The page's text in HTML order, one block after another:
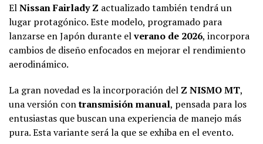
ElNissan Fairlady Z actualizado también tendrá un
lugar protagónico. Este modelo, programado para
lanzarse en Japón durante elverano de 2026, incorpora
cambios de diseño enfocados en mejorar el rendimiento
aerodinámico.
La gran novedad es la incorporación del Z NISMO MT,
una versión contransmisión manual, pensada para los
entusiastas que buscan una experiencia de manejo más
pura. Esta variante será la que se exhiba en el evento.